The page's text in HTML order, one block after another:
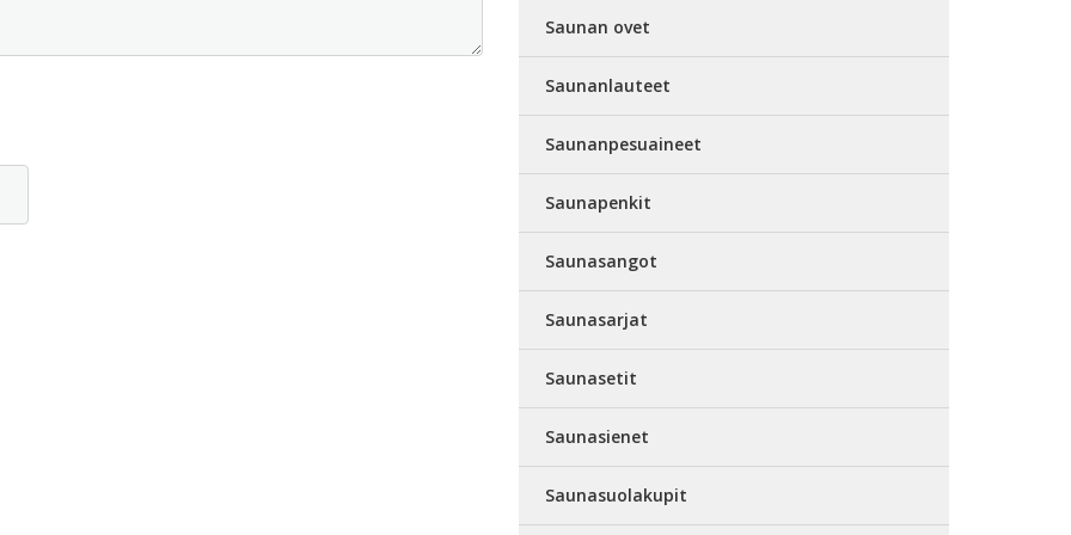
Saunan ovet
Saunanlauteet
Saunanpesuaineet
Saunapenkit
Saunasangot
Saunasarjat
Saunasetit
Saunasienet
Saunasuolakupit